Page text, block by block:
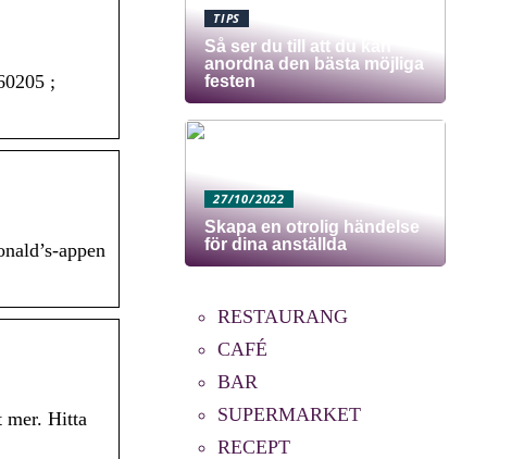
;
appen
mer. Hitta
TIPS
Så ser du till att du kan
anordna den bästa möjliga
festen
27/10/2022
Skapa en otrolig händelse
för dina anställda
RESTAURANG
CAFÉ
BAR
SUPERMARKET
RECEPT